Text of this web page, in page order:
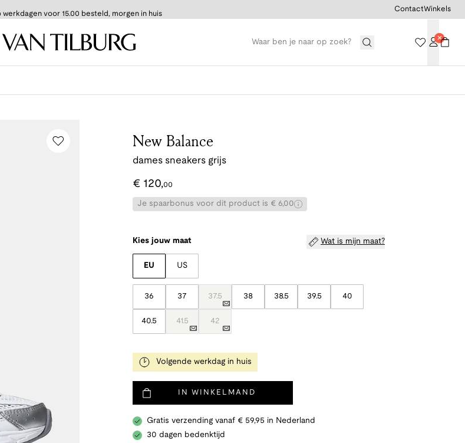
werkdagen voor 15.00 besteld, morgen in huis
ContactWinkels
New Balance
dames sneakers grijs
€ 120,00
Je spaarbonus voor dit product is € 6,00
Kies jouw maat Wat is mijn maat?
EU US
36 37 37.5 38 38.5 39.5 40
40.5 41.5 42
Volgende werkdag in huis
IN WINKELMAND
Gratis verzending vanaf € 59,95 in Nederland
30 dagen bedenktijd